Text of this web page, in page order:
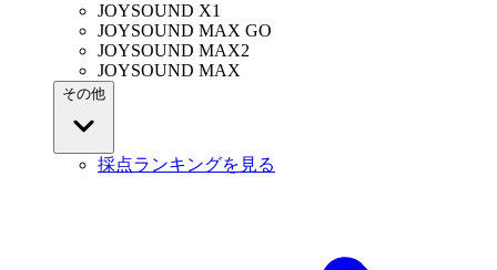
JOYSOUND X1
JOYSOUND MAX GO
JOYSOUND MAX2
JOYSOUND MAX
その他
採点ランキングを見る